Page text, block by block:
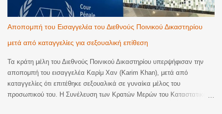
αποτελεί διακριτό έγγραφο από την επιταγή. Παράλληλα, και η επιταγή
προς πληρωμή που κοινοποιήθηκε δεν έφερε πρωτότυπη υπογραφή
έγγραφα στερούνταν της απαιτούμενης αποδε...
Αποπομπή του Εισαγγελέα του Διεθνούς Ποινικού Δικαστηρίου
μετά από καταγγελίες για σεξουαλική επίθεση
Τα κράτη μέλη του Διεθνούς Ποινικού Δικαστηρίου υπερψήφισαν την
αποπομπή του εισαγγελέα Καρίμ Χαν (Karim Khan), μετά από
καταγγελίες ότι επιτέθηκε σεξουαλικά σε γυναίκα μέλος του
προσωπικού του. Η Συνέλευση των Κρατών Μερών του Καταστατικού